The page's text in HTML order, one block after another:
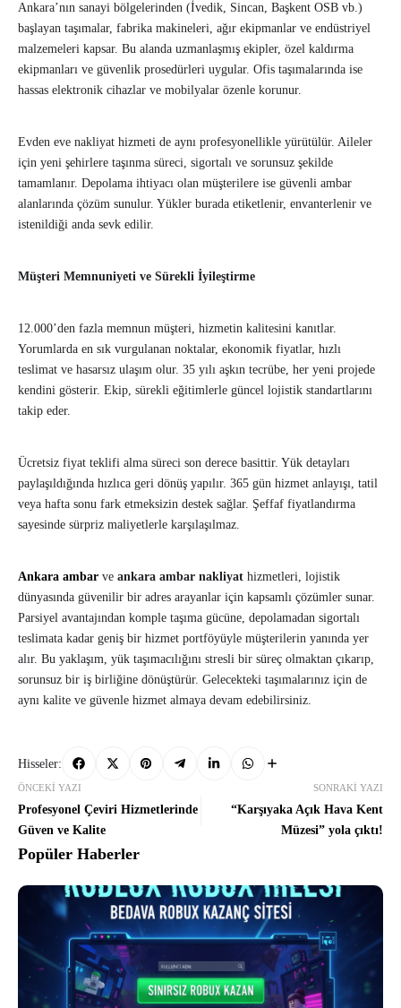
Ankara’nın sanayi bölgelerinden (İvedik, Sincan, Başkent OSB vb.)
başlayan taşımalar, fabrika makineleri, ağır ekipmanlar ve endüstriyel
malzemeleri kapsar. Bu alanda uzmanlaşmış ekipler, özel kaldırma
ekipmanları ve güvenlik prosedürleri uygular. Ofis taşımalarında ise
hassas elektronik cihazlar ve mobilyalar özenle korunur.
Evden eve nakliyat hizmeti de aynı profesyonellikle yürütülür. Aileler
için yeni şehirlere taşınma süreci, sigortalı ve sorunsuz şekilde
tamamlanır. Depolama ihtiyacı olan müşterilere ise güvenli ambar
alanlarında çözüm sunulur. Yükler burada etiketlenir, envanterlenir ve
istenildiği anda sevk edilir.
Müşteri Memnuniyeti ve Sürekli İyileştirme
12.000’den fazla memnun müşteri, hizmetin kalitesini kanıtlar.
Yorumlarda en sık vurgulanan noktalar, ekonomik fiyatlar, hızlı
teslimat ve hasarsız ulaşım olur. 35 yılı aşkın tecrübe, her yeni projede
kendini gösterir. Ekip, sürekli eğitimlerle güncel lojistik standartlarını
takip eder.
Ücretsiz fiyat teklifi alma süreci son derece basittir. Yük detayları
paylaşıldığında hızlıca geri dönüş yapılır. 365 gün hizmet anlayışı, tatil
veya hafta sonu fark etmeksizin destek sağlar. Şeffaf fiyatlandırma
sayesinde sürpriz maliyetlerle karşılaşılmaz.
Ankara ambar ve ankara ambar nakliyat hizmetleri, lojistik
dünyasında güvenilir bir adres arayanlar için kapsamlı çözümler sunar.
Parsiyel avantajından komple taşıma gücüne, depolamadan sigortalı
teslimata kadar geniş bir hizmet portföyüyle müşterilerin yanında yer
alır. Bu yaklaşım, yük taşımacılığını stresli bir süreç olmaktan çıkarıp,
sorunsuz bir iş birliğine dönüştürür. Gelecekteki taşımalarınız için de
aynı kalite ve güvenle hizmet almaya devam edebilirsiniz.
Hisseler:
ÖNCEKI YAZI
Profesyonel Çeviri Hizmetlerinde
Güven ve Kalite
SONRAKI YAZI
“Karşıyaka Açık Hava Kent
Müzesi” yola çıktı!
Popüler Haberler